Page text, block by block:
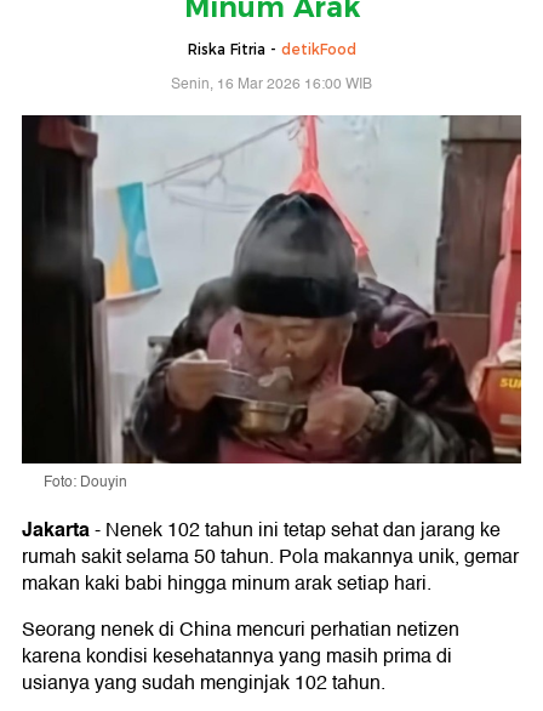
Minum Arak
Riska Fitria - detikFood
Senin, 16 Mar 2026 16:00 WIB
Foto: Douyin
Jakarta-Nenek 102 tahun ini tetap sehat dan jarang ke
rumah sakit selama 50 tahun. Pola makannya unik, gemar
makan kaki babi hingga minum arak setiap hari.
Seorang nenek di China mencuri perhatian netizen
karena kondisi kesehatannya yang masih prima di
usianya yang sudah menginjak 102 tahun.